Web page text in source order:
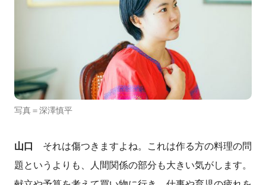
写真＝深澤慎平
山口
それは傷つきますよね。これは作る方の料理の問
題というよりも、人間関係の部分も大きい気がします。